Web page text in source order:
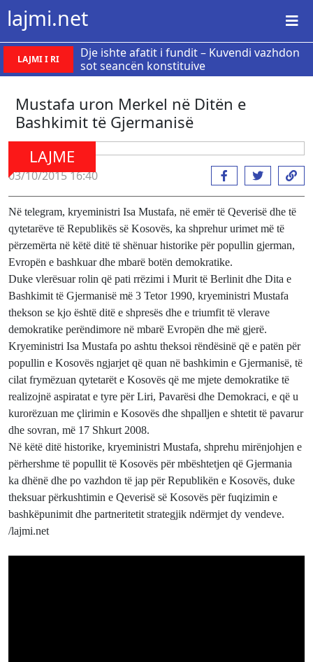
lajmi.net
LAJMI I RI
Dje ishte afatit i fundit – Kuvendi vazhdon
sot seancën konstituive
Mustafa uron Merkel në Ditën e
Bashkimit të Gjermanisë
LAJME
03/10/2015 16:40
Në telegram, kryeministri Isa Mustafa, në emër të Qeverisë dhe të
qytetarëve të Republikës së Kosovës, ka shprehur urimet më të
përzemërta në këtë ditë të shënuar historike për popullin gjerman,
Evropën e bashkuar dhe mbarë botën demokratike.
Duke vlerësuar rolin që pati rrëzimi i Murit të Berlinit dhe Dita e
Bashkimit të Gjermanisë më 3 Tetor 1990, kryeministri Mustafa
thekson se kjo është ditë e shpresës dhe e triumfit të vlerave
demokratike perëndimore në mbarë Evropën dhe më gjerë.
Kryeministri Isa Mustafa po ashtu theksoi rëndësinë që e patën për
popullin e Kosovës ngjarjet që quan në bashkimin e Gjermanisë, të
cilat frymëzuan qytetarët e Kosovës që me mjete demokratike të
realizojnë aspiratat e tyre për Liri, Pavarësi dhe Demokraci, e që u
kurorëzuan me çlirimin e Kosovës dhe shpalljen e shtetit të pavarur
dhe sovran, më 17 Shkurt 2008.
Në këtë ditë historike, kryeministri Mustafa, shprehu mirënjohjen e
përhershme të popullit të Kosovës për mbështetjen që Gjermania
ka dhënë dhe po vazhdon të jap për Republikën e Kosovës, duke
theksuar përkushtimin e Qeverisë së Kosovës për fuqizimin e
bashkëpunimit dhe partneritetit strategjik ndërmjet dy vendeve.
/lajmi.net